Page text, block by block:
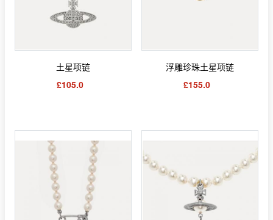
土星项链
£105.0
浮雕珍珠土星项链
£155.0